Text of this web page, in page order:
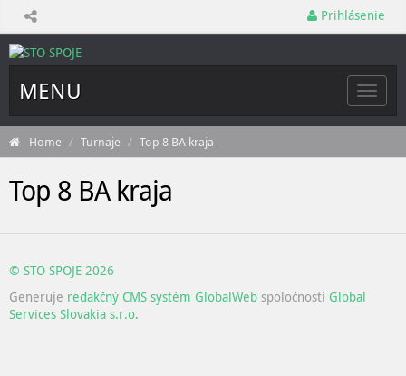
Prihlásenie
MENU
Toggle
Home Turnaje Top 8 BA kraja
Top 8 BA kraja
© STO SPOJE 2026
Generuje redakčný CMS systém GlobalWeb spoločnosti Global
Services Slovakia s.r.o.